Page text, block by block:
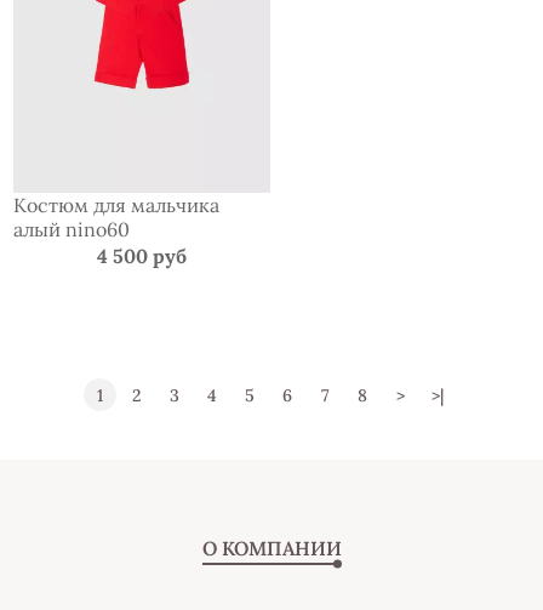
Костюм для мальчика
алый nino60
4 500 руб
1 2 3 4 5 6 7 8 > >|
О КОМПАНИИ